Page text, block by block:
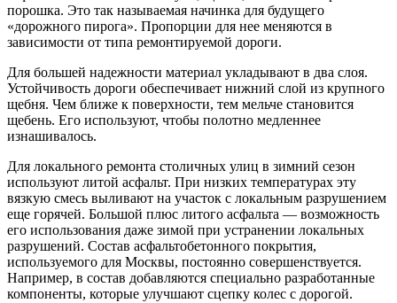
порошка. Это так называемая начинка для будущего
«дорожного пирога». Пропорции для нее меняются в
зависимости от типа ремонтируемой дороги.
Для большей надежности материал укладывают в два слоя.
Устойчивость дороги обеспечивает нижний слой из крупного
щебня. Чем ближе к поверхности, тем мельче становится
щебень. Его используют, чтобы полотно медленнее
изнашивалось.
Для локального ремонта столичных улиц в зимний сезон
используют литой асфальт. При низких температурах эту
вязкую смесь выливают на участок с локальным разрушением
еще горячей. Большой плюс литого асфальта — возможность
его использования даже зимой при устранении локальных
разрушений. Состав асфальтобетонного покрытия,
используемого для Москвы, постоянно совершенствуется.
Например, в состав добавляются специально разработанные
компоненты, которые улучшают сцепку колес с дорогой.